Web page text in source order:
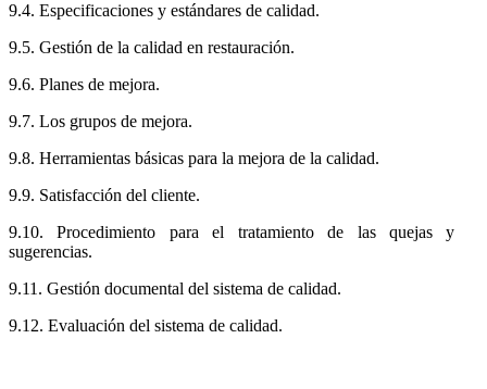
9.4. Especificaciones y estándares de calidad.
9.5. Gestión de la calidad en restauración.
9.6. Planes de mejora.
9.7. Los grupos de mejora.
9.8. Herramientas básicas para la mejora de la calidad.
9.9. Satisfacción del cliente.
9.10. Procedimiento para el tratamiento de las quejas y
sugerencias.
9.11. Gestión documental del sistema de calidad.
9.12. Evaluación del sistema de calidad.